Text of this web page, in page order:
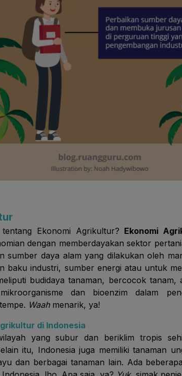
Ekonomi Agrikultur? Ekonomi
dengan memberdayakan sektor
sumber daya alam yang dilakukan oleh
baku industri, sumber energi atau untuk
budidaya tanaman, bercocok tanam,
dan bioenzim dalam
Waahmenarik, ya!
di Indonesia
yang subur dan beriklim tropis
itu, Indonesia juga memiliki tanaman
dan berbagai tanaman lain. Ada